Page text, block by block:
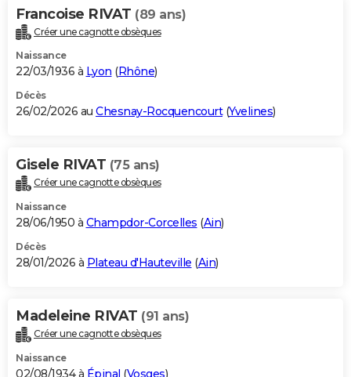
Francoise RIVAT (89 ans)
Créer une cagnotte obsèques
Naissance
22/03/1936 à Lyon (Rhône)
Décès
26/02/2026 au Chesnay-Rocquencourt(Yvelines)
Gisele RIVAT (75 ans)
Créer une cagnotte obsèques
Naissance
28/06/1950 à Champdor-Corcelles (Ain)
Décès
28/01/2026 à Plateau d'Hauteville (Ain)
Madeleine RIVAT (91 ans)
Créer une cagnotte obsèques
Naissance
02/08/1934 à Épinal (Vosges)